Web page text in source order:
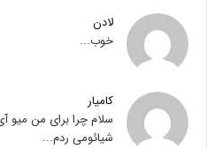
لادن
خوب...
کامیار
شیائومی ردم...